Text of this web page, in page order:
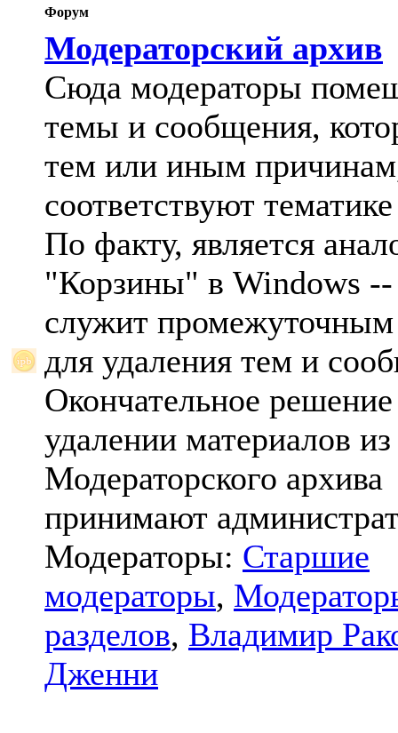
Форум
Модераторский архив
Сюда модераторы
темы и сообщения,
тем или иным
соответствуют
По факту, является
"Корзины" в Windows --
служит промежуточным
для удаления тем и
Окончательное
удалении материалов из
Модераторского архива
принимают
Модераторы: Старшие
модераторы,
разделов, Владимир
Дженни